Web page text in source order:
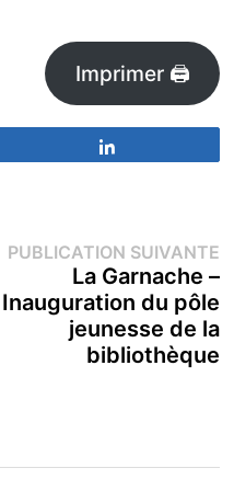
Imprimer 🖨
PUBLICATION SUIVANTE
La Garnache –
Inauguration du pôle
jeunesse de la
bibliothèque